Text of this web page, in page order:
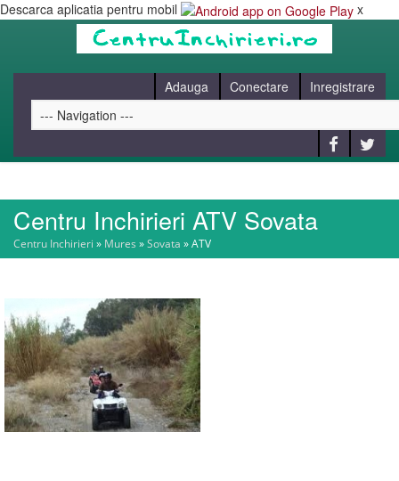
Descarca aplicatia pentru mobil x
Adauga Conectare Inregistrare
HOME
BLOG
CONTACT
Centru Inchirieri ATV Sovata
Centru Inchirieri » Mures »Sovata »ATV